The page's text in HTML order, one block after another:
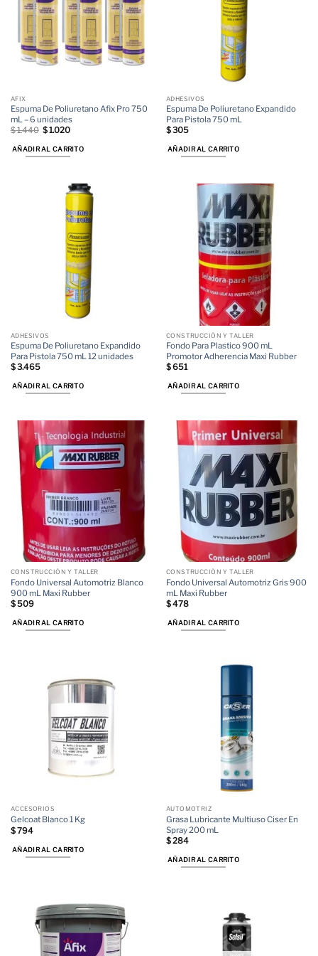
AFIX
Espuma De Poliuretano Afix Pro 750
mL – 6 unidades
$1.440 El
original
era:
$1.020El
actual
es:
AÑADIR AL CARRITO
ADHESIVOS
Espuma De Poliuretano Expandido
Para Pistola 750 mL
$305
AÑADIR AL CARRITO
ADHESIVOS
Espuma De Poliuretano Expandido
Para Pistola 750 mL 12 unidades
$3.465
AÑADIR AL CARRITO
CONSTRUCCIÓN Y TALLER
Fondo Para Plastico 900 mL
Promotor Adherencia Maxi Rubber
$651
AÑADIR AL CARRITO
CONSTRUCCIÓN Y TALLER
Fondo Universal Automotriz Blanco
900 mL Maxi Rubber
$509
AÑADIR AL CARRITO
CONSTRUCCIÓN Y TALLER
Fondo Universal Automotriz Gris 900
mL Maxi Rubber
$478
AÑADIR AL CARRITO
ACCESORIOS
Gelcoat Blanco 1 Kg
$794
AÑADIR AL CARRITO
AUTOMOTRIZ
Grasa Lubricante Multiuso Ciser En
Spray 200 mL
$284
AÑADIR AL CARRITO